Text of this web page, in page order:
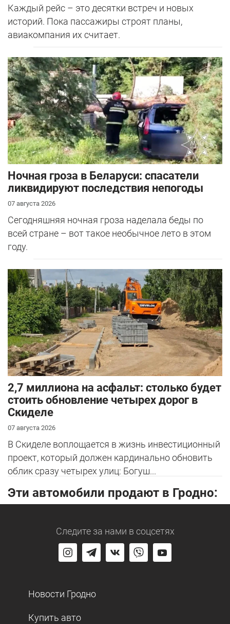
Каждый рейс – это десятки встреч и новых
историй. Пока пассажиры строят планы,
авиакомпания их считает.
Ночная гроза в Беларуси: спасатели
ликвидируют последствия непогоды
07 августа 2026
Сегодняшняя ночная гроза наделала беды по
всей стране – вот такое необычное лето в этом
году.
2,7 миллиона на асфальт: столько будет
стоить обновление четырех дорог в
Скиделе
07 августа 2026
В Скиделе воплощается в жизнь инвестиционный
проект, который должен кардинально обновить
облик сразу четырех улиц: Богуш...
Эти автомобили продают в Гродно:
Следите за нами в соцсетях
Новости Гродно
Купить авто